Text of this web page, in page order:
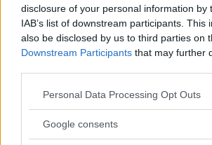
disclosure of your personal information by
IAB’s list of downstream participants. This
also be disclosed by us to third parties on
Downstream Participants that may further
Please note that this website/app uses
not limited to your visit or usage behaviour.
Personal Data Processing Opt Outs
Google consents
buona qualità e verdure fermentate non
apportano microrganismi utili.
meno carburante per i microrganismi
regolarità dei pasti e una buona
settimana, più ricco e resiliente diventa il
erbe aromatiche è una delle strategie più